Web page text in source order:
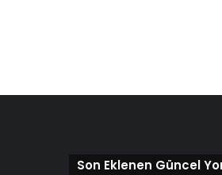
Son Eklenen Güncel